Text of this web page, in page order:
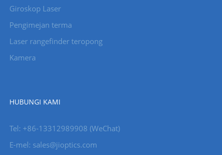
Giroskop Laser
Pengimejan terma
Laser rangefinder teropong
Kamera
HUBUNGI KAMI
Tel: +86-13312989908 (WeChat)
E-mel: sales@jioptics.com